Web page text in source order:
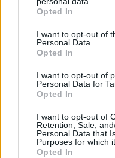
grant or deny consent to
use your data for below
consent section.
Opted In
I want to opt-out of
Personal Data.
Opted In
I want to opt-out of
Personal Data for
Opted In
I want to opt-out of
Retention, Sale,
Personal Data that
Purposes for which
Opted In
δύστυχος; Μπροστά
20 χρόνια σίδερα
ακούει; Σχεδόν
Ομπάμα ζητάει την
που τον
κανιβαλικές
υπήρξα πιστός σε